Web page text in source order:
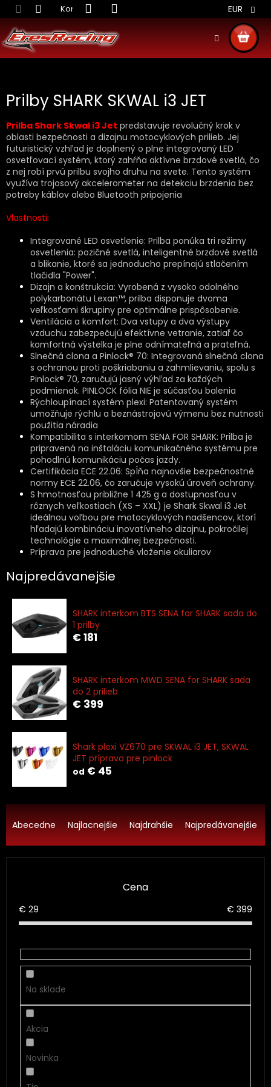
Prejsť
na
obsah
Kontakt Obchodné podmienky Doprava
EUR
KOŠÍK
Prilby SHARK SKWAL i3 JET
Prilba Shark Skwal i3 Jet predstavuje revolučný krok v
oblasti bezpečnosti a dizajnu motocyklových prilieb. Jej
futuristický vzhľad je doplnený o plne integrovaný LED
osvetľovací systém, ktorý zahŕňa aktívne brzdové svetlá, čo
z nej robí prvú prilbu svojho druhu na svete. Tento systém
využíva trojosový akcelerometer na detekciu brzdenia bez
potreby káblov alebo Bluetooth pripojenia
Vlastnosti:
Integrované LED osvetlenie: Prilba ponúka tri režimy
osvetlenia: pozičné svetlá, inteligentné brzdové svetlá
a blikanie, ktoré sa jednoducho prepínajú stlačením
tlačidla "Power".​
Dizajn a konštrukcia: Vyrobená z vysoko odolného
polykarbonátu Lexan™, prilba disponuje dvoma
veľkosťami škrupiny pre optimálne prispôsobenie.​
Ventilácia a komfort: Dva vstupy a dva výstupy
vzduchu zabezpečujú efektívne vetranie, zatiaľ čo
komfortná výstelka je plne odnímateľná a prateľná.​
Slnečná clona a Pinlock® 70: Integrovaná slnečná clona
s ochranou proti poškriabaniu a zahmlievaniu, spolu s
Pinlock® 70, zaručujú jasný výhľad za každých
podmienok.​ PINLOCK fólia NIE je súčasťou balenia
Rýchloupínací systém plexi: Patentovaný systém
umožňuje rýchlu a beznástrojovú výmenu bez nutnosti
použitia náradia
Kompatibilita s interkomom SENA FOR SHARK: Prilba je
pripravená na inštaláciu komunikačného systému pre
pohodlnú komunikáciu počas jazdy.​
Certifikácia ECE 22.06: Spĺňa najnovšie bezpečnostné
normy ECE 22.06, čo zaručuje vysokú úroveň ochrany.
S hmotnosťou približne 1 425 g a dostupnosťou v
rôznych veľkostiach (XS – XXL) je Shark Skwal i3 Jet
ideálnou voľbou pre motocyklových nadšencov, ktorí
hľadajú kombináciu inovatívneho dizajnu, pokročilej
technológie a maximálnej bezpečnosti.
Príprava pre jednoduché vloženie okuliarov
Najpredávanejšie
SHARK interkom BTS SENA for SHARK sada do
1 prilby
€ 181
SHARK interkom MWD SENA for SHARK sada
do 2 prilieb
€ 399
Shark plexi VZ670 pre SKWAL i3 JET, SKWAL
JET príprava pre pinlock
od € 45
R
a
d
e
Abecedne Najlacnejšie Najdrahšie Najpredávanejšie
Cena
€ 29 € 399
Na sklade
Akcia
Novinka